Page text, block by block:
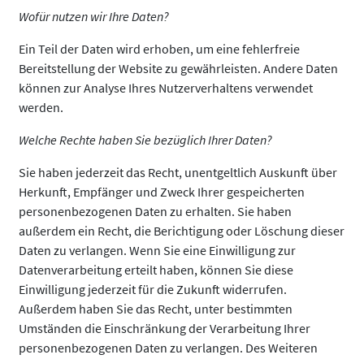
Wofür nutzen wir Ihre Daten?
Ein Teil der Daten wird erhoben, um eine fehlerfreie
Bereitstellung der Website zu gewährleisten. Andere Daten
können zur Analyse Ihres Nutzerverhaltens verwendet
werden.
Welche Rechte haben Sie bezüglich Ihrer Daten?
Sie haben jederzeit das Recht, unentgeltlich Auskunft über
Herkunft, Empfänger und Zweck Ihrer gespeicherten
personenbezogenen Daten zu erhalten. Sie haben
außerdem ein Recht, die Berichtigung oder Löschung dieser
Daten zu verlangen. Wenn Sie eine Einwilligung zur
Datenverarbeitung erteilt haben, können Sie diese
Einwilligung jederzeit für die Zukunft widerrufen.
Außerdem haben Sie das Recht, unter bestimmten
Umständen die Einschränkung der Verarbeitung Ihrer
personenbezogenen Daten zu verlangen. Des Weiteren